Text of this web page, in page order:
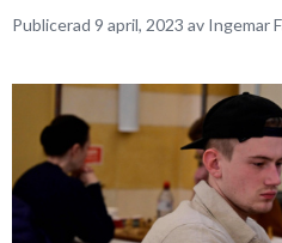
Publicerad 9 april, 2023 av Ingemar